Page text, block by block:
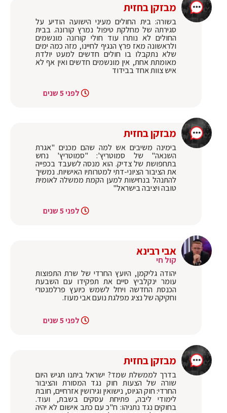
מבזקן בחזית
בשורה: בית החולים מעיני הישועה הודיע על
סגירתה של מחלקת טיפול נמרץ קורונה. בבית
החולים לא נותרו עוד חולי קורונה מונשמים
ולראשונה מאז פרץ הנגיף לחיינו, מזה כמה ימים
שלא נתקבלו בו חולים חדשים למעט יולדת
מאומתת אחת, אין מונשמים חדשים ואין אף לא
איש צוות אחד בבידוד
לפני 5 שנים
מבזקן בחזית
בימינה משיבים אש למה שהם מכנים "אגרת
השנאה" של סמוטריץ': "סמוטריץ' נחש
בתחפושת של צדיק. הוא מנסה לשעבד בכפייה
את הציבור הציוני-דתי למטרותיו האישיות. נמשיך
להתנהל בנחישות למען הקמת ממשלה לאומית
טובה ויציבה בישראל"
לפני 5 שנים
אבי רבינא
קול חי
יהודה גליקמן, היועץ החרדי של שרת התפוצות
עומר ינקלביץ סיים את תפקידו עם השבעת
הכנסת החדשה ויחל לשמש כיועץ פרלמנטרי
וחקיקה של נציג מפלגת נועם אבי מעוז.
לפני 5 שנים
מבזקן בחזית
בדרך לממשלת שמד? ישראל ביתנו תגיש היום
שורה של הצעות חוק נגד המסורת והציבור
החרדי: חוק הגיוס, נישואין וגירושין אזרחיים, חובת
לימודי ליבה, פתיחת עסקים בשבת, ועוד.
בחוקים נגד נתניהו: ח"כ עם כתב אישום לא יהיה